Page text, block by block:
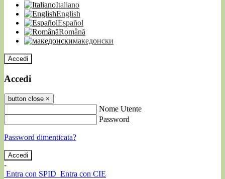
Italiano
English
Español
Română
македонски
Accedi
Accedi
button close ×
Nome Utente
Password
Password dimenticata?
-
Entra con SPID Entra con CIE